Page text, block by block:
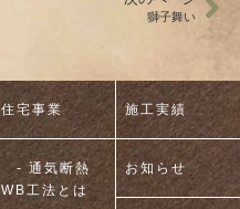
獅子舞い
住宅事業
- 通気断熱
WB工法とは
施工実績
お知らせ